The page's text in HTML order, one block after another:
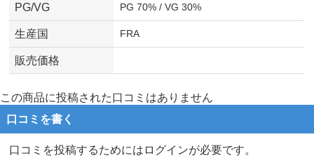
PG/VG PG 70% / VG 30%
生産国 FRA
販売価格
この商品に投稿された口コミはありません
口コミを書く
口コミを投稿するためにはログインが必要です。